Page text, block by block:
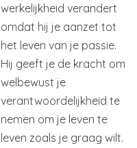
werkelijkheid verandert
omdat hij je aanzet tot
het leven van je passie.
Hij geeft je de kracht om
welbewust je
verantwoordelijkheid te
nemen om je leven te
leven zoals je graag wilt.